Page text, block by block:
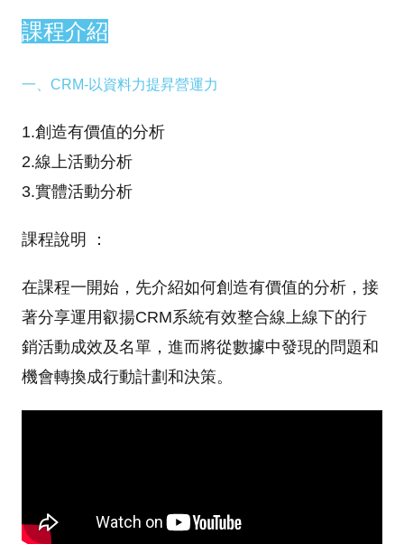
課程介紹
一、CRM-以資料力提昇營運力
1.創造有價值的分析
2.線上活動分析
3.實體活動分析
課程說明 ：
在課程一開始，先介紹如何創造有價值的分析，接
著分享運用叡揚CRM系統有效整合線上線下的行
銷活動成效及名單，進而將從數據中發現的問題和
機會轉換成行動計劃和決策。